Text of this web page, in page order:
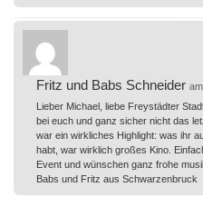
Fritz und Babs Schneider
Lieber Michael, liebe Freystädter
bei euch und ganz sicher nicht das
war ein wirkliches Highlight: was ihr
habt, war wirklich großes Kino.
Event und wünschen ganz frohe
Babs und Fritz aus Schwarzenbruck